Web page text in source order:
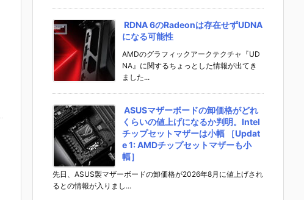
RDNA 6のRadeonは存在せずUDNA
になる可能性
AMDのグラフィックアークテクチャ『UD
NA』に関するちょっとした情報が出てき
ました...
ASUSマザーボードの卸価格がどれ
くらいの値上げになるか判明。Intel
チップセットマザーは小幅 ［Updat
e 1: AMDチップセットマザーも小
幅］
先日、ASUS製マザーボードの卸価格が2026年8月に値上げされ
るとの情報が入りまし...